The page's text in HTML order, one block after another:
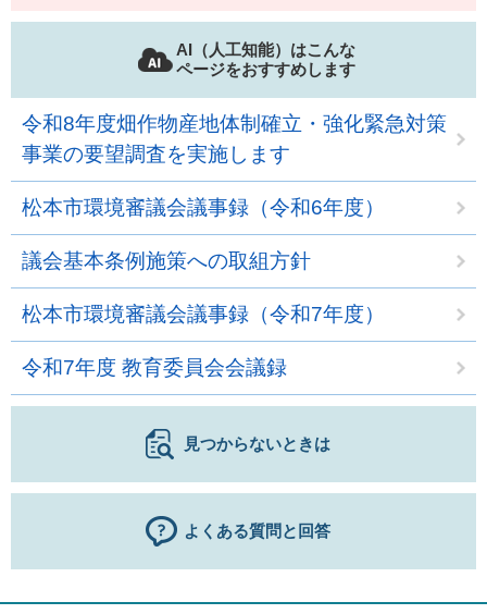
AI（人工知能）はこんな
ページをおすすめします
令和8年度畑作物産地体制確立・強化緊急対策
事業の要望調査を実施します
松本市環境審議会議事録（令和6年度）
議会基本条例施策への取組方針
松本市環境審議会議事録（令和7年度）
令和7年度 教育委員会会議録
見つからないときは
よくある質問と回答